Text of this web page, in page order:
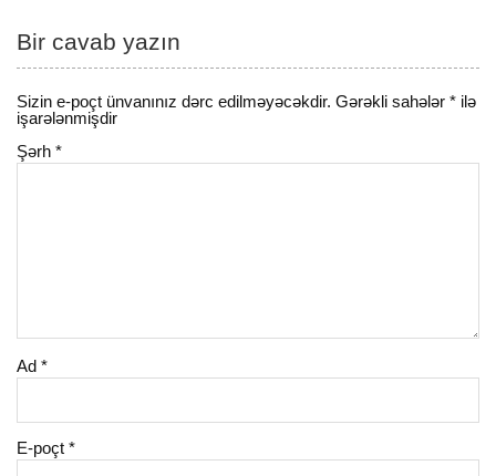
Bir cavab yazın
Sizin e-poçt ünvanınız dərc edilməyəcəkdir. Gərəkli sahələr* ilə
işarələnmişdir
Şərh*
Ad*
E-poçt*